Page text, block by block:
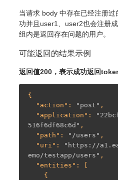
当请求 body 中存在已经注册
功并且user1、user2也会注册
组内是返回存在问题的用户。
可能返回的结果示例
返回值200，表示成功返回
{
  "
action ": "post" ,
  "
application ":
516f6df68c6d" ,
  "
path ": "/users" ,
  "
uri ":
"https://
emo/testapp/users" ,
  "
entities ": [